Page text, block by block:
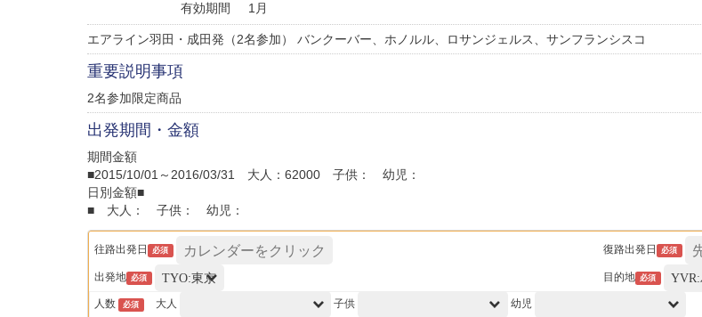
有効期間
1月
エアライン羽田・成田発（2名参加） バンクーバー、ホノルル、ロサンジェルス、サンフランシスコ
重要説明事項
2名参加限定商品
出発期間・金額
期間金額
■2015/10/01～2016/03/31 大人：62000 子供： 幼児：
日別金額■
■ 大人： 子供： 幼児：
往路出発日 必須 復路出発日 必須
出発地 必須 目的地 必須
人数 必須 大人 子供 幼児